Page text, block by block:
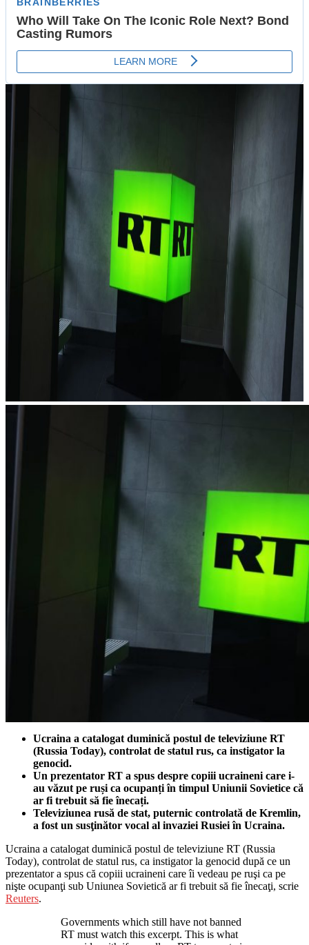
Ucraina a catalogat duminică postul de televiziune RT
(Russia Today), controlat de statul rus, ca instigator la
genocid.
Un prezentator RT a spus despre copiii ucraineni care i-
au văzut pe ruși ca ocupanți în timpul Uniunii Sovietice că
ar fi trebuit să fie înecați.
Televiziunea rusă de stat, puternic controlată de Kremlin,
a fost un susţinător vocal al invaziei Rusiei în Ucraina.
Ucraina a catalogat duminică postul de televiziune RT (Russia
Today), controlat de statul rus, ca instigator la genocid după ce un
prezentator a spus că copiii ucraineni care îi vedeau pe ruşi ca pe
nişte ocupanţi sub Uniunea Sovietică ar fi trebuit să fie înecaţi, scrie
Reuters.
Governments which still have not banned
RT must watch this excerpt. This is what